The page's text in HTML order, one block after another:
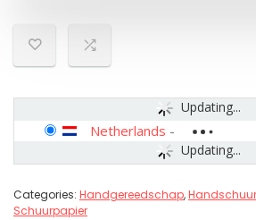
Updating...
Updating...
Netherlands -
Categories: Handgereedschap,
Schuurpapier